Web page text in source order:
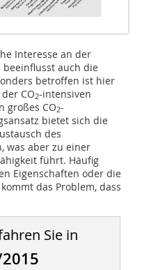
Interesse an der
beeinflusst auch die
betroffen ist hier
CO2-intensiven
großes CO2-
bietet sich die
des
was aber zu einer
führt. Häufig
Eigenschaften oder die
das Problem, dass
Sie in